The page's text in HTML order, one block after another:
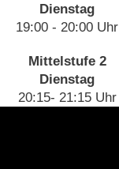
Dienstag
19:00 - 20:00 Uhr
Mittelstufe 2
Dienstag
20:15- 21:15 Uhr